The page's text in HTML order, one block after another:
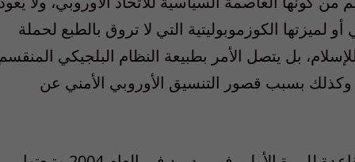
لميزتها الكوزموبوليتية التي لا تروق بالطبع لحملة
بل يتصل الأمر بطبيعة النظام البلجيكي المنقسم
وكذلك بسبب قصور التنسيق الأوروبي الأمني عن